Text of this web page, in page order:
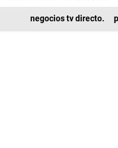
negocios tv directo.